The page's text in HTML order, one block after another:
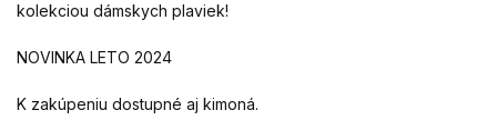
kolekciou dámskych plaviek!
NOVINKA LETO 2024
K zakúpeniu dostupné aj kimoná.